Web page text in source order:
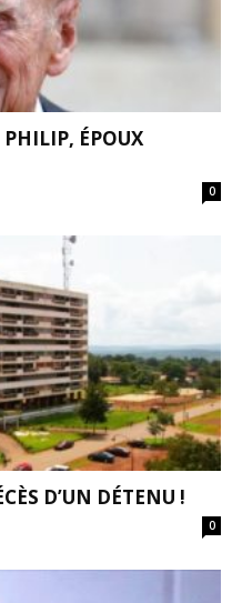
ÉPOUX
0
D’UN DÉTENU !
0